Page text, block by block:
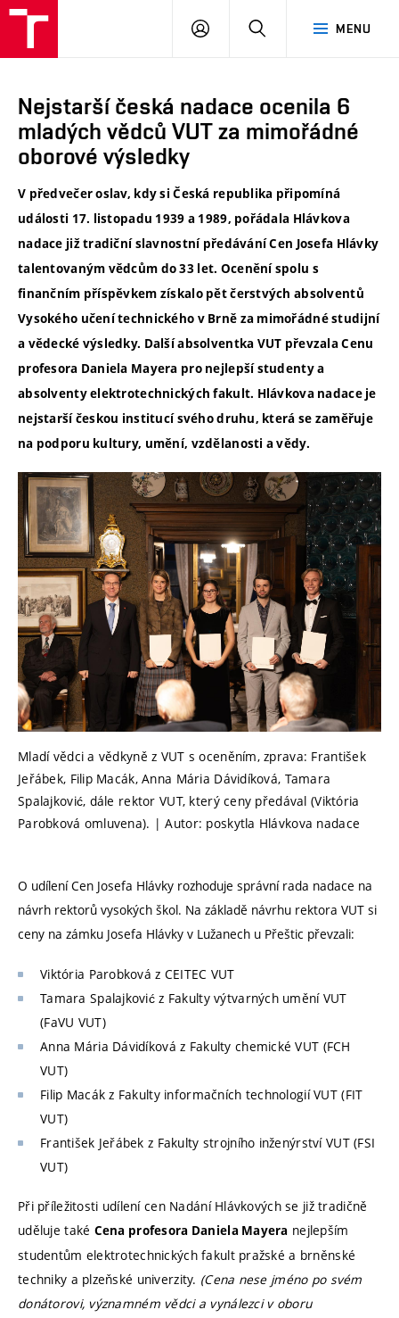
MENU
PŘIHLÁSIT
Nejstarší česká nadace ocenila 6
mladých vědců VUT za mimořádné
oborové výsledky
V předvečer oslav, kdy si Česká republika připomíná
události 17. listopadu 1939 a 1989, pořádala Hlávkova
nadace již tradiční slavnostní předávání Cen Josefa Hlávky
talentovaným vědcům do 33 let. Ocenění spolu s
finančním příspěvkem získalo pět čerstvých absolventů
Vysokého učení technického v Brně za mimořádné studijní
a vědecké výsledky. Další absolventka VUT převzala Cenu
profesora Daniela Mayera pro nejlepší studenty a
absolventy elektrotechnických fakult. Hlávkova nadace je
nejstarší českou institucí svého druhu, která se zaměřuje
na podporu kultury, umění, vzdělanosti a vědy.
Mladí vědci a vědkyně z VUT s oceněním, zprava: František
Jeřábek, Filip Macák, Anna Mária Dávidíková, Tamara
Spalajković, dále rektor VUT, který ceny předával (Viktória
Parobková omluvena). | Autor: poskytla Hlávkova nadace
O udílení Cen Josefa Hlávky rozhoduje správní rada nadace na
návrh rektorů vysokých škol. Na základě návrhu rektora VUT si
ceny na zámku Josefa Hlávky v Lužanech u Přeštic převzali:
Viktória Parobková z CEITEC VUT
Tamara Spalajković z Fakulty výtvarných umění VUT
(FaVU VUT)
Anna Mária Dávidíková z Fakulty chemické VUT (FCH
VUT)
Filip Macák z Fakulty informačních technologií VUT (FIT
VUT)
František Jeřábek z Fakulty strojního inženýrství VUT (FSI
VUT)
Při příležitosti udílení cen Nadání Hlávkových se již tradičně
uděluje také Cena profesora Daniela Mayera nejlepším
studentům elektrotechnických fakult pražské a brněnské
techniky a plzeňské univerzity. (Cena nese jméno po svém
donátorovi, významném vědci a vynálezci v oboru